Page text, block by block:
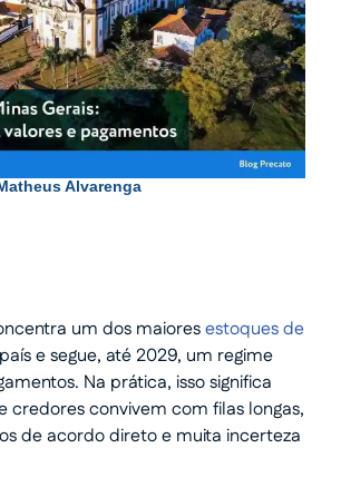
Alvarenga
um dos maioresestoques de
e segue, até 2029, um regime
Na prática, isso significa
credores convivem com filas longas,
de acordo direto e muita incerteza